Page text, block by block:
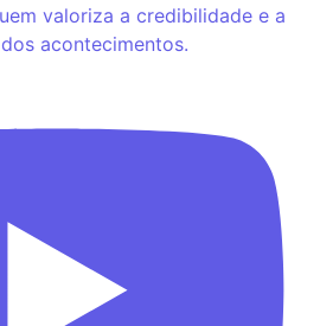
valoriza a credibilidade e a
acontecimentos.